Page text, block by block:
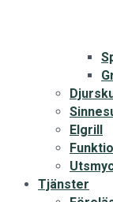
Elgrill
Tjänster